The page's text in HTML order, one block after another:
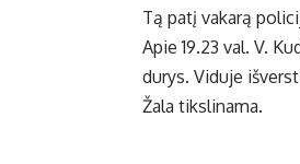
Tą patį vakarą
Apie 19.23 val. V.
durys. Viduje
Žala tikslinama.